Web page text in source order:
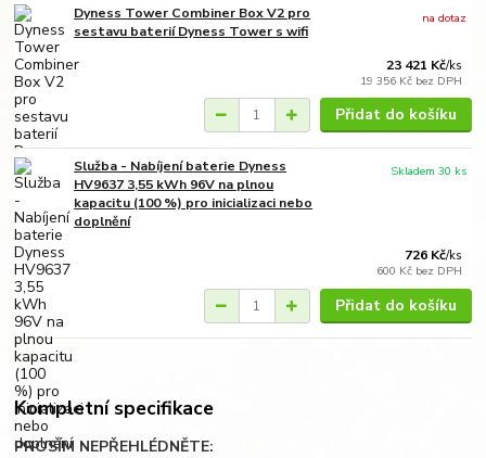
Dyness Tower Combiner Box V2 pro
sestavu baterií Dyness Tower s wifi
23 421 Kč/ks
19 356 Kč bez DPH
na dotaz
Přidat do košíku
Služba - Nabíjení baterie Dyness
HV9637 3,55 kWh 96V na plnou
kapacitu (100 %) pro inicializaci nebo
doplnění
726 Kč/ks
600 Kč bez DPH
Skladem 30 ks
Přidat do košíku
Kompletní specifikace
PROSÍM NEPŘEHLÉDNĚTE: